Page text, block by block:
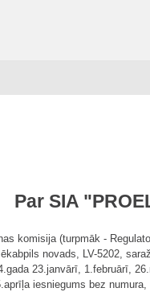
Par SIA
komisija (turpmāk -
novads, LV-5202,
23.janvārī, 1.februārī,
iesniegums bez